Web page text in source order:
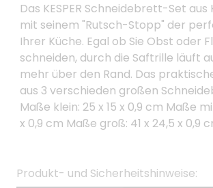
Das KESPER Schneidebrett-Set
mit seinem "Rutsch-Stopp" der
Ihrer Küche. Egal ob Sie Obst oder
schneiden, durch die Saftrille läuft
mehr über den Rand. Das
aus 3 verschieden großen
Maße klein: 25 x 15 x 0,9 cm Maße
x 0,9 cm Maße groß: 41 x 24,5 x 0,9
Produkt- und Sicherheitshinweise: